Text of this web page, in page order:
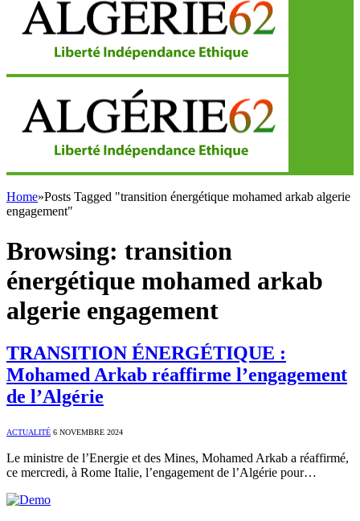
Home»Posts Tagged "transition énergétique mohamed arkab algerie
engagement"
Browsing: transition
énergétique mohamed arkab
algerie engagement
TRANSITION ÉNERGÉTIQUE :
Mohamed Arkab réaffirme l’engagement
de l’Algérie
ACTUALITÉ 6 NOVEMBRE 2024
Le ministre de l’Energie et des Mines, Mohamed Arkab a réaffirmé,
ce mercredi, à Rome Italie, l’engagement de l’Algérie pour…